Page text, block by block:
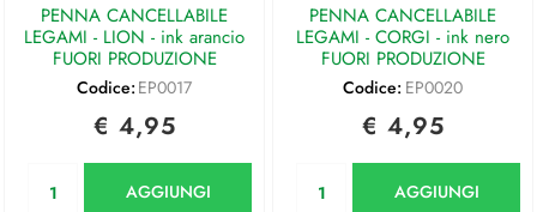
PENNA CANCELLABILE
LEGAMI - LION - ink arancio
FUORI PRODUZIONE
Codice: EP0017
€ 4,95
AGGIUNGI
PENNA CANCELLABILE
LEGAMI - CORGI - ink nero
FUORI PRODUZIONE
Codice: EP0020
€ 4,95
AGGIUNGI